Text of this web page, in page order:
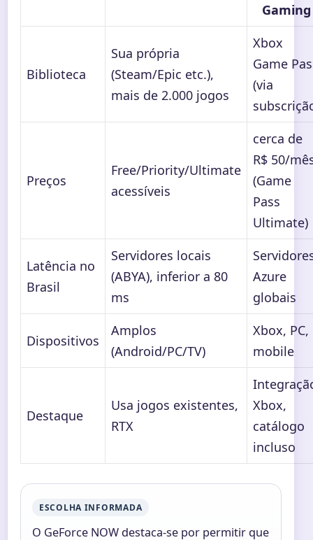
Gaming
Biblioteca
Sua própria
(Steam/Epic etc.),
mais de 2.000 jogos
Xbox
Game
(via
Preços
Free/Priority/Ultimate
acessíveis
cerca de
R$ 50/
(Game
Pass
Ultimate)
Latência no
Brasil
Servidores locais
(ABYA), inferior a 80
ms
Azure
globais
Dispositivos
Amplos
(Android/PC/TV)
Xbox, PC,
mobile
Destaque
Usa jogos existentes,
RTX
Xbox,
catálogo
incluso
ESCOLHA INFORMADA
O GeForce NOW destaca-se por permitir que